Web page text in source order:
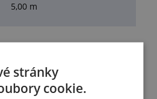
5,00 m
stránky
cookie.